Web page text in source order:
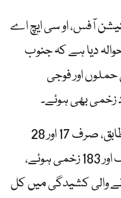
آفس، او سی ایچ اے
دیا ہے کہ جنوب
اور فوجی
ملک کی وزارت صحت کے مطابق، صرف 17 اور 28
اپریل کے درمیان، 48 افراد ہلاک اور 183 زخمی ہوئے،
ہونے والی کشیدگی میں کل